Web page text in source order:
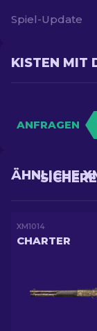
Spiel-Update
KISTEN MIT
ANFRAGEN
ÄHNLICHE
XM1014
CHARTER